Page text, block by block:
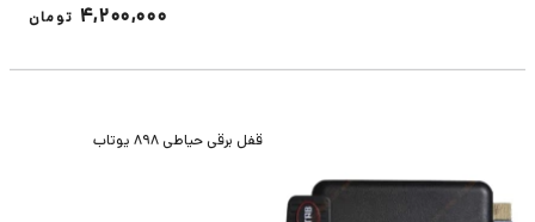
4,200,000 تومان
قفل برقی حیاطی 898 یوتاب